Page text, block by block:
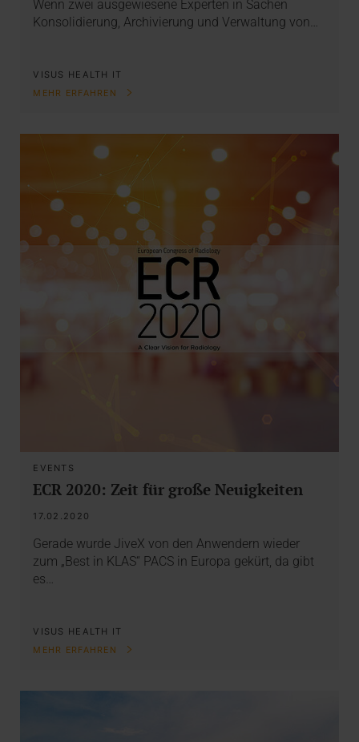
Wenn zwei ausgewiesene Experten in Sachen
Konsolidierung, Archivierung und Verwaltung von…
VISUS HEALTH IT
MEHR ERFAHREN
EVENTS
ECR 2020: Zeit für große Neuigkeiten
17.02.2020
Gerade wurde JiveX von den Anwendern wieder
zum „Best in KLAS“ PACS in Europa gekürt, da gibt
es…
VISUS HEALTH IT
MEHR ERFAHREN